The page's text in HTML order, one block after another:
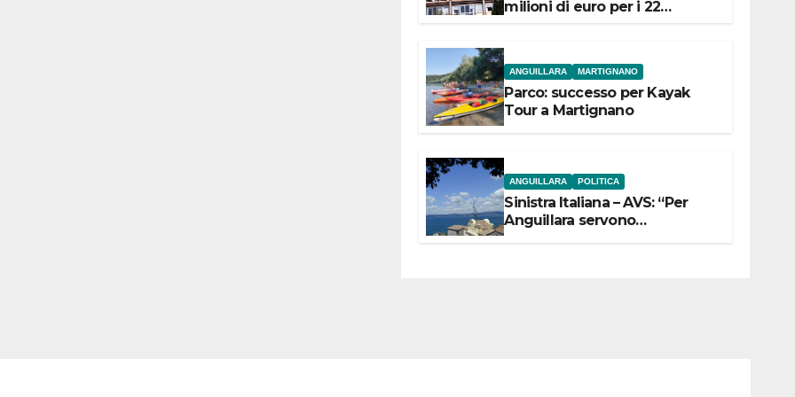
milioni di euro per i 22
ANGUILLARA MARTIGNANO
Parco: successo per Kayak
Tour a Martignano
ANGUILLARA POLITICA
Sinistra Italiana – AVS: “Per
Anguillara servono